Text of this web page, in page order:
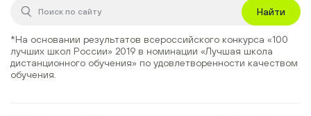
Найти
*На основании результатов всероссийского конкурса «100
лучших школ России» 2019 в номинации «Лучшая школа
дистанционного обучения» по удовлетворенности качеством
обучения.